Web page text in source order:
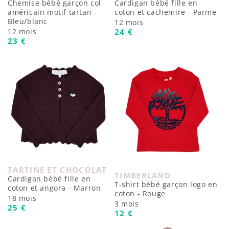
Chemise bébé garçon col
américain motif tartan -
Bleu/blanc
12 mois
Prix habituel
23 €
Cardigan bébé fille en
coton et cachemire - Parme
12 mois
Prix habituel
24 €
Fournisseur :
TARTINE ET CHOCOLAT
Cardigan bébé fille en
coton et angora - Marron
18 mois
Prix habituel
25 €
Fournisseur :
TIMBERLAND
T-shirt bébé garçon logo en
coton - Rouge
3 mois
Prix habituel
12 €